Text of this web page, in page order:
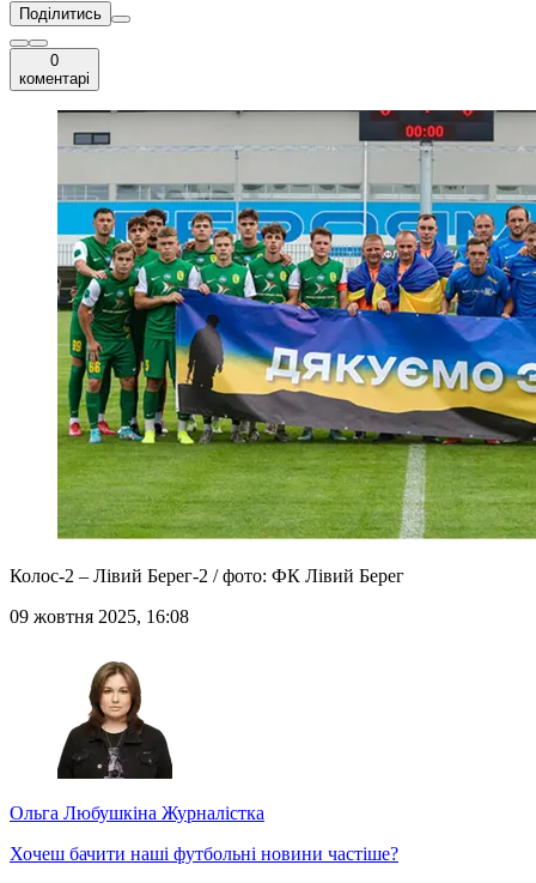
Поділитись
0
коментарі
Колос-2 – Лівий Берег-2 / фото: ФК Лівий Берег
09 жовтня 2025, 16:08
Ольга Любушкіна Журналістка
Хочеш бачити наші футбольні новини частіше?